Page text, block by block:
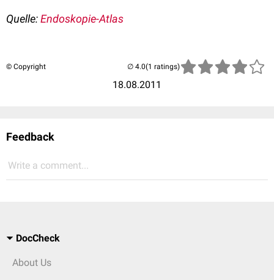
Quelle:Endoskopie-Atlas
© Copyright
18.08.2011
(1 ratings)
Feedback
Write a comment...
DocCheck
About Us